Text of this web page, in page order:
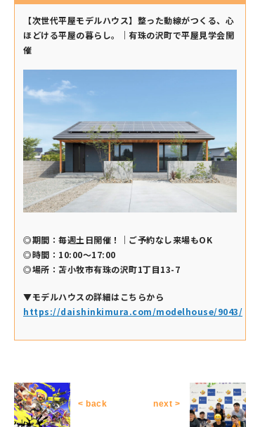
【次世代平屋モデルハウス】整った動線がつくる、心
ほどける平屋の暮らし。｜有珠の沢町で平屋見学会開
催
◎期間：毎週土日開催！｜ご予約なし来場もOK
◎時間：10:00～17:00
◎場所：苫小牧市有珠の沢町1丁目13-7
▼モデルハウスの詳細はこちらから
https://daishinkimura.com/modelhouse/9043/
< back next >